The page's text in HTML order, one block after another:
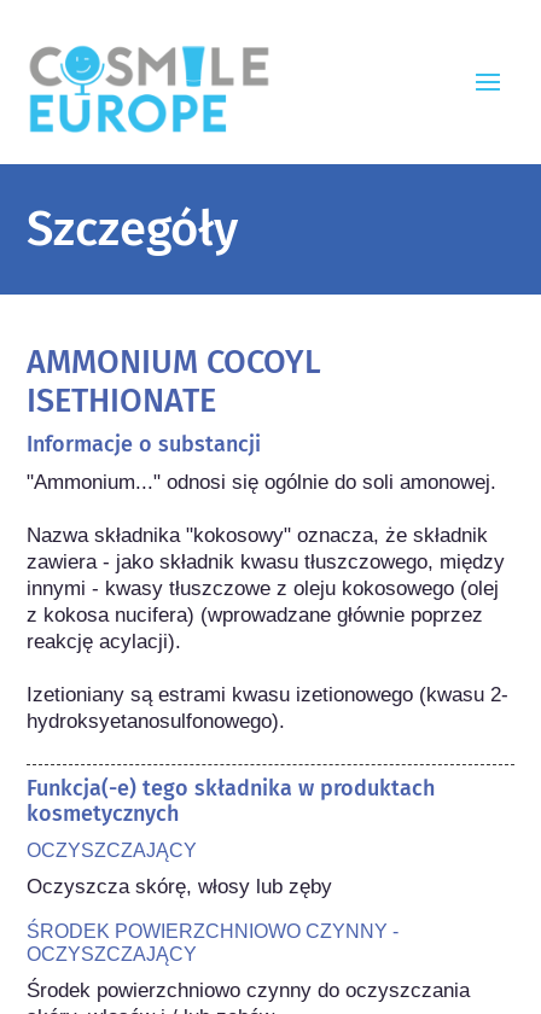
Szczegóły
AMMONIUM COCOYL
ISETHIONATE
Informacje o substancji
"Ammonium..." odnosi się ogólnie do soli amonowej.
Nazwa składnika "kokosowy" oznacza, że składnik
zawiera - jako składnik kwasu tłuszczowego, między
innymi - kwasy tłuszczowe z oleju kokosowego (olej
z kokosa nucifera) (wprowadzane głównie poprzez
reakcję acylacji).
Izetioniany są estrami kwasu izetionowego (kwasu 2-
hydroksyetanosulfonowego).
Funkcja(-e) tego składnika w produktach
kosmetycznych
OCZYSZCZAJĄCY
Oczyszcza skórę, włosy lub zęby
ŚRODEK POWIERZCHNIOWO CZYNNY -
OCZYSZCZAJĄCY
Środek powierzchniowo czynny do oczyszczania